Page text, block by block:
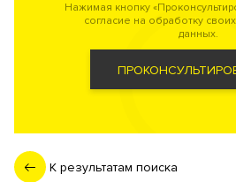
Нажимая кнопку
согласие на обработку
данных.
К результатам поиска